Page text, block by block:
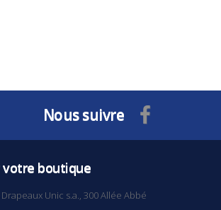
Nous suivre
boutique
Unic s.a., 300 Allée Abbé